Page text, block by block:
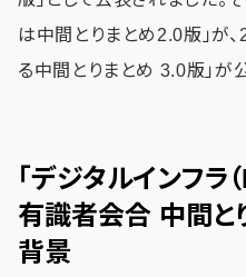
は中間とりまとめ2.0版」が
る中間とりまとめ 3.0版」が
「デジタルインフラ
有識者会合 中間と
背景